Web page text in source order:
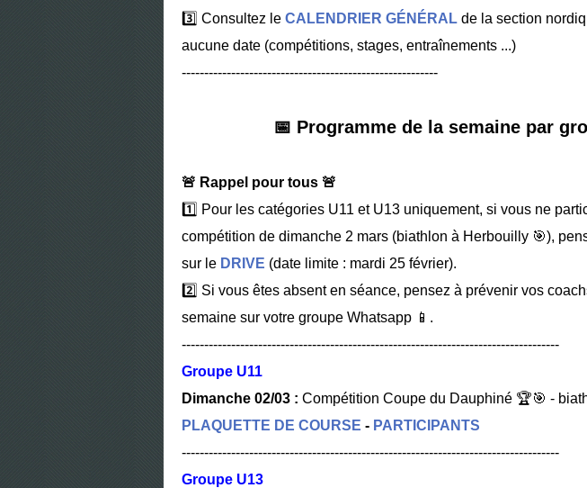
3️⃣ Consultez le CALENDRIER GÉNÉRAL de la section
aucune date (compétitions, stages, entraînements ...)
---------------------------------------------------------
📅 Programme de la semaine par
🚨 Rappel pour tous 🚨
1️⃣ Pour les catégories U11 et U13 uniquement, si vous ne
compétition de dimanche 2 mars (biathlon à Herbouilly 🎯),
sur le DRIVE (date limite : mardi 25 février).
2️⃣ Si vous êtes absent en séance, pensez à prévenir vos
semaine sur votre groupe Whatsapp 📱.
------------------------------------------------------------------------------------
Groupe U11
Dimanche 02/03 : Compétition Coupe du Dauphiné 🏆🎯 -
PLAQUETTE DE COURSE - PARTICIPANTS
------------------------------------------------------------------------------------
Groupe U13